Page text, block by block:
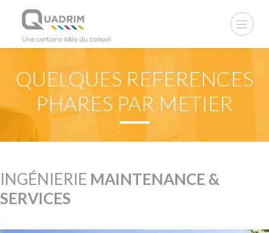
QUELQUES REFERENCES
PHARES PAR METIER
INGÉNIERIE MAINTENANCE &
SERVICES